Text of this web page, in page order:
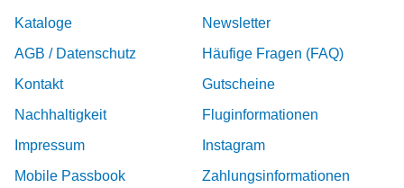
Kataloge
Newsletter
AGB / Datenschutz
Häufige Fragen (FAQ)
Kontakt
Gutscheine
Nachhaltigkeit
Fluginformationen
Impressum
Instagram
Mobile Passbook
Zahlungsinformationen